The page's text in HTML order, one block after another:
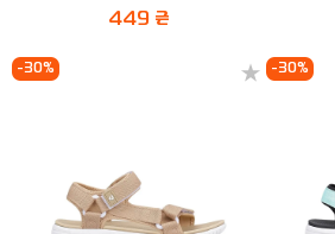
449 ₴
-30% -30%